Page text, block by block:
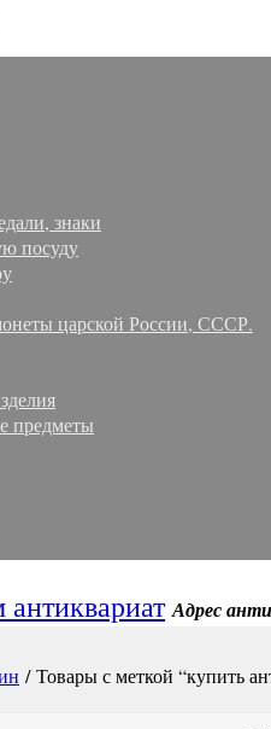
знаки
посуду
царской России, СССР.
предметы
Адрес
/ Товары с меткой “купить